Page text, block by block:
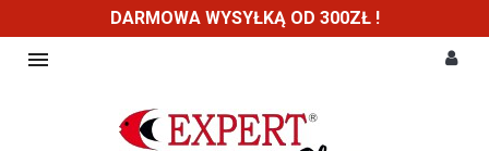
DARMOWA WYSYŁKĄ OD 300ZŁ !
